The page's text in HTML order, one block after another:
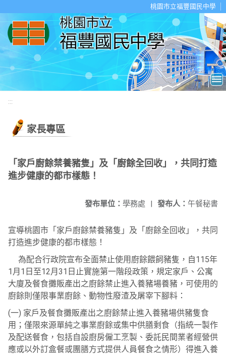
桃園市立福豐國民中學
:::
家長專區
「家戶廚餘禁養豬隻」及「廚餘全回收」，共同打造
進步健康的都市樣態！
發布人： 午餐秘書
發布單位： 學務處 |
宣導桃園市「家戶廚餘禁養豬隻」及「廚餘全回收」，共同
打造進步健康的都市樣態！
為配合行政院宣布全面禁止使用廚餘餵飼豬隻，自115年
1月1日至12月31日止實施第一階段政策，規定家戶、公寓
大廈及餐食攤販產出之廚餘禁止進入養豬場養豬，可使用的
廚餘則僅限事業廚餘、動物性廢渣及屠宰下腳料：
(一) 家戶及餐食攤販產出之廚餘禁止進入養豬場供豬隻食
用；僅限來源單純之事業廚餘或集中供膳剩食（指統一製作
及配送餐食，包括自設廚房僱工烹製、委託民間業者經營供
應或以外訂盒餐或團膳方式提供人員餐食之情形）得進入養